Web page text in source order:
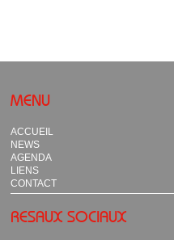
MENU
ACCUEIL
NEWS
AGENDA
LIENS
CONTACT
RESAUX SOCIAUX